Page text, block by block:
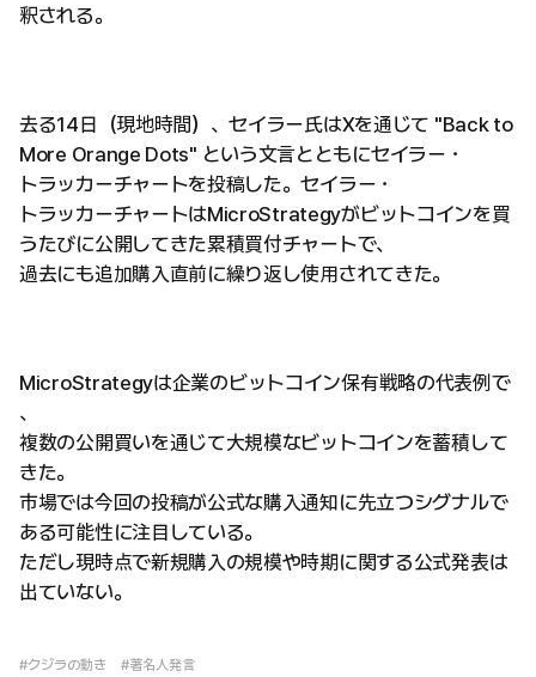
釈される。
去る14日（現地時間）、セイラー氏はXを通じて "Back to
More Orange Dots" という文言とともにセイラー・
トラッカーチャートを投稿した。セイラー・
トラッカーチャートはMicroStrategyがビットコインを買
うたびに公開してきた累積買付チャートで、
過去にも追加購入直前に繰り返し使用されてきた。
MicroStrategyは企業のビットコイン保有戦略の代表例で
、
複数の公開買いを通じて大規模なビットコインを蓄積して
きた。
市場では今回の投稿が公式な購入通知に先立つシグナルで
ある可能性に注目している。
ただし現時点で新規購入の規模や時期に関する公式発表は
出ていない。
#クジラの動き #著名人発言